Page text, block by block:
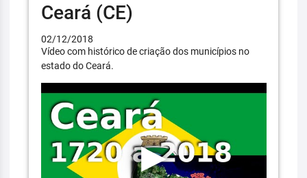
Ceará (CE)
02/12/2018
Vídeo com histórico de criação dos municípios no
estado do Ceará.